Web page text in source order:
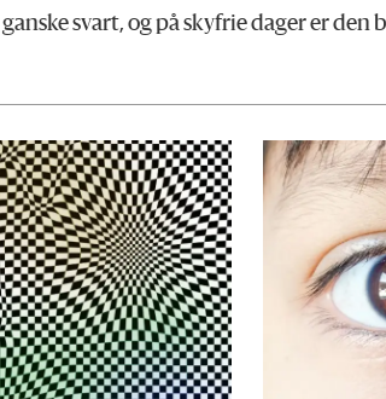
svart, og på skyfrie dager er